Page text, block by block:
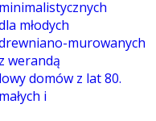
młodych
murowanych
werandą
domów z lat 80.
i